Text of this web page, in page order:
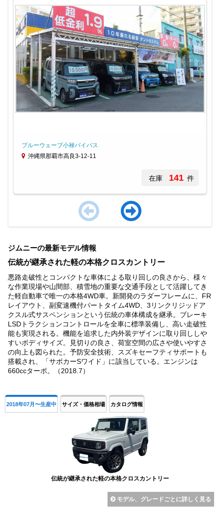
ブルーウェーブ小禄バイパス
沖縄県那覇市高良3-12-11
在庫 141 件
of
4
ジムニーの最新モデル情報
伝統が継承された軽の本格クロスカントリー
悪路走破性とコンパクトな車体による取り回しの良さから、様々
な作業現場や山間部、積雪地の重要な交通手段として活躍してき
た軽自動車で唯一の本格4WD車。新開発のラダーフレームに、FR
レイアウト、副変速機付パートタイム4WD、3リンクリジッドア
クスル式サスペンションという伝統の車体構成を継承。ブレーキ
LSDトラクションコントロールを全車に標準装備し、高い走破性
能も実現される。機能を追求した内外装デザインに取り回ししや
すいボディサイズ。見切りの良さ、荷室空間の広さや使いやすさ
の向上も図られた。予防安全技術、スズキセーフティサポートも
搭載され、「サポカーSワイド」に該当している。エンジンは
660ccターボ。（2018.7）
2018年07月〜生産中 サイズ・価格相場 カタログ情報
伝統が継承された軽の本格クロスカントリー
モデル、グレードごとに詳しく見る